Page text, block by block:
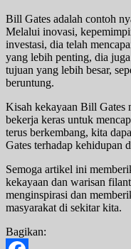
Bill Gates adalah contoh
Melalui inovasi,
investasi, dia telah
yang lebih penting, dia
tujuan yang lebih besar,
beruntung.
Kisah kekayaan Bill Gates
bekerja keras untuk
terus berkembang, kita
Gates terhadap kehidupan
Semoga artikel ini
kekayaan dan warisan
menginspirasi dan
masyarakat di sekitar kita.
Bagikan: